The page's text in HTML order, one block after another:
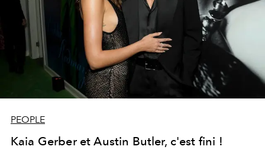
PEOPLE
Kaia Gerber et Austin Butler, c'est fini !